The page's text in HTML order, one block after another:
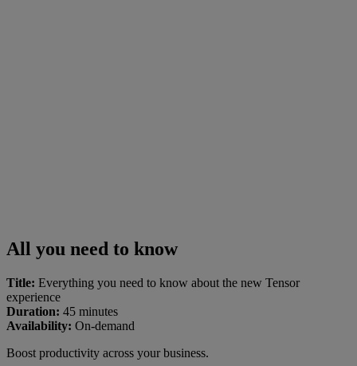
All you need to know
Title: Everything you need to know about the new Tensor
experience
Duration: 45 minutes
Availability: On-demand
Boost productivity across your business.